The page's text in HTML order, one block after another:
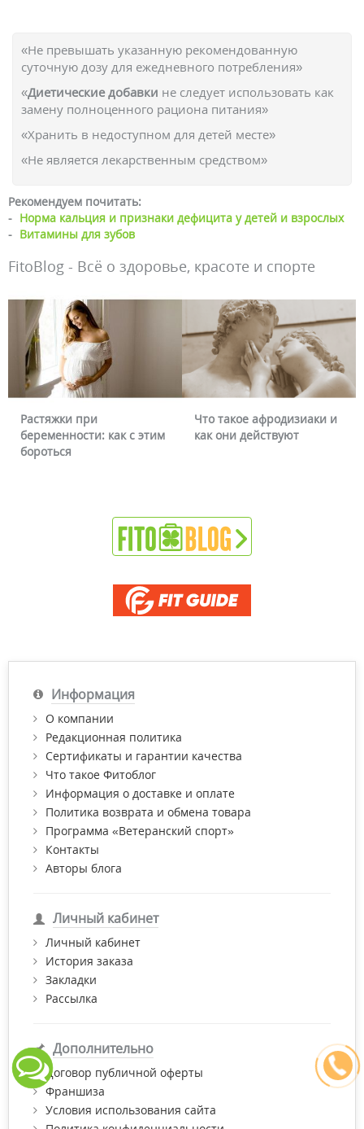
«Не превышать указанную рекомендованную
суточную дозу для ежедневного потребления»
«Диетические добавки не следует использовать как
замену полноценного рациона питания»
«Хранить в недоступном для детей месте»
«Не является лекарственным средством»
Рекомендуем почитать:
- Норма кальция и признаки дефицита у детей и взрослых
- Витамины для зубов
FitoBlog - Всё о здоровье, красоте и спорте
при
как с этим
Что такое афродизиаки и
как они действуют
Информация
О компании
Редакционная политика
Сертификаты и гарантии качества
Что такое Фитоблог
Информация о доставке и оплате
Политика возврата и обмена товара
Программа «Ветеранский спорт»
Контакты
Авторы блога
Личный кабинет
Личный кабинет
История заказа
Закладки
Рассылка
Дополнительно
Договор публичной оферты
Франшиза
Условия использования сайта